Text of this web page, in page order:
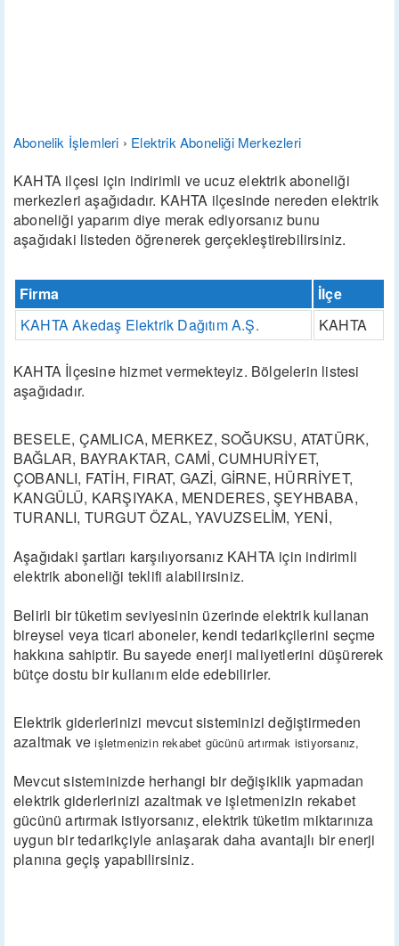
Abonelik İşlemleri › Elektrik Aboneliği Merkezleri
KAHTA ilçesi için indirimli ve ucuz elektrik aboneliği
merkezleri aşağıdadır. KAHTA ilçesinde nereden elektrik
aboneliği yaparım diye merak ediyorsanız bunu
aşağıdaki listeden öğrenerek gerçekleştirebilirsiniz.
Firma
İlçe
KAHTA Akedaş Elektrik Dağıtım A.Ş.
KAHTA
KAHTA İlçesine hizmet vermekteyiz. Bölgelerin listesi
aşağıdadır.
BESELE, ÇAMLICA, MERKEZ, SOĞUKSU, ATATÜRK,
BAĞLAR, BAYRAKTAR, CAMİ, CUMHURİYET,
ÇOBANLI, FATİH, FIRAT, GAZİ, GİRNE, HÜRRİYET,
KANGÜLÜ, KARŞIYAKA, MENDERES, ŞEYHBABA,
TURANLI, TURGUT ÖZAL, YAVUZSELİM, YENİ,
Aşağıdaki şartları karşılıyorsanız KAHTA için indirimli
elektrik aboneliği teklifi alabilirsiniz.
Belirli bir tüketim seviyesinin üzerinde elektrik kullanan
bireysel veya ticari aboneler, kendi tedarikçilerini seçme
hakkına sahiptir. Bu sayede enerji maliyetlerini düşürerek
bütçe dostu bir kullanım elde edebilirler.
Elektrik giderlerinizi mevcut sisteminizi değiştirmeden
azaltmak ve işletmenizin rekabet gücünü artırmak istiyorsanız,
Mevcut sisteminizde herhangi bir değişiklik yapmadan
elektrik giderlerinizi azaltmak ve işletmenizin rekabet
gücünü artırmak istiyorsanız, elektrik tüketim miktarınıza
uygun bir tedarikçiyle anlaşarak daha avantajlı bir enerji
planına geçiş yapabilirsiniz.